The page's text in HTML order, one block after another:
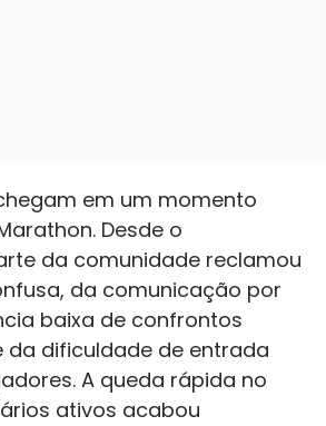
em um momento
Desde o
da comunidade reclamou
da comunicação por
baixa de confrontos
da dificuldade de entrada
A queda rápida no
ativos acabou